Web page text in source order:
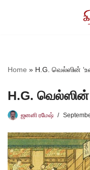
Home » H.G. வெல்ஸின்
H.G. வெல்ஸின்
ஜனனி ரமேஷ்